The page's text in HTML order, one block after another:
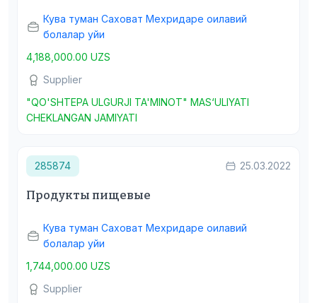
Кува туман Саховат Мехридаре оилавий
болалар уйи
4,188,000.00 UZS
Supplier
"QO'SHTEPA ULGURJI TA'MINOT" MAS‘ULIYATI
CHEKLANGAN JAMIYATI
285874 25.03.2022
Продукты пищевые
Кува туман Саховат Мехридаре оилавий
болалар уйи
1,744,000.00 UZS
Supplier